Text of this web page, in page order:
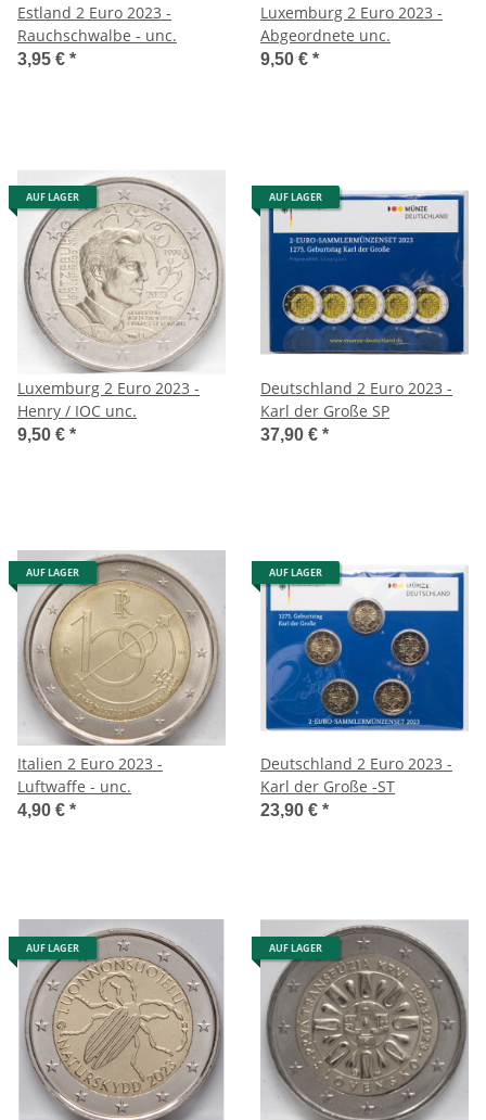
Estland 2 Euro 2023 -
Rauchschwalbe - unc.
3,95 € *
Luxemburg 2 Euro 2023 -
Abgeordnete unc.
9,50 € *
AUF LAGER
Luxemburg 2 Euro 2023 -
Henry / IOC unc.
9,50 € *
AUF LAGER
Deutschland 2 Euro 2023 -
Karl der Große SP
37,90 € *
AUF LAGER
Italien 2 Euro 2023 -
Luftwaffe - unc.
4,90 € *
AUF LAGER
Deutschland 2 Euro 2023 -
Karl der Große -ST
23,90 € *
AUF LAGER AUF LAGER